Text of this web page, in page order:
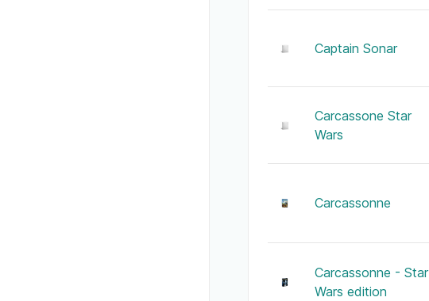
Captain Sonar
Carcassone Star
Wars
Carcassonne
Carcassonne - Star
Wars edition